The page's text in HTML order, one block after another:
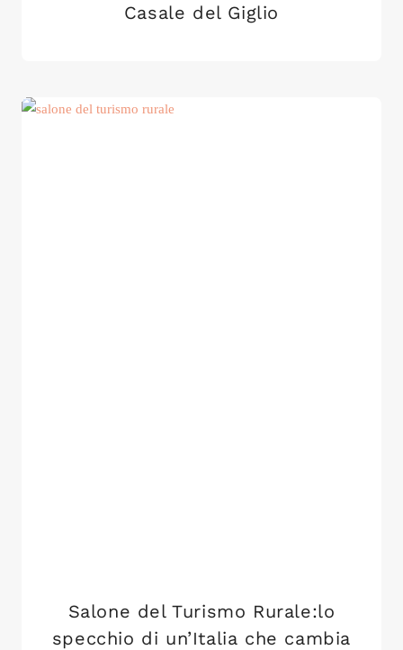
Casale del Giglio
Salone del Turismo Rurale:lo
specchio di un’Italia che cambia